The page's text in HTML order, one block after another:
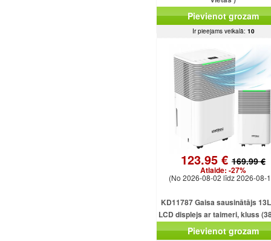
Pievienot grozam
Ir pieejams veikalā: 10
123.95 € 169.99 €
Atlaide: -27%
(No 2026-08-02 līdz 2026-08-
KD11787 Gaisa sausinātājs
LCD displejs ar taimeri, kluss
2,5 l tvertne
Pievienot grozam